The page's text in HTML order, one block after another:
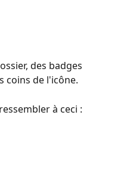
des badges
coins de l'icône.
à ceci :